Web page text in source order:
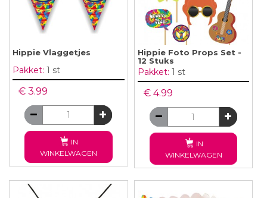
Hippie Vlaggetjes
Pakket: 1 st
€ 3.99
IN
WINKELWAGEN
Hippie Foto Props Set -
12 Stuks
Pakket: 1 st
€ 4.99
IN
WINKELWAGEN